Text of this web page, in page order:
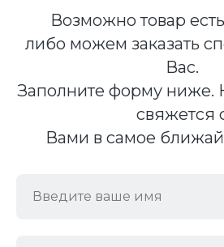
Возможно товар
либо можем заказать
Вас.
Заполните форму
свяжется
Вами в самое